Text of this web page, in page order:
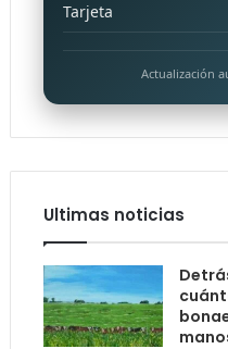
Tarjeta
Actualización
Ultimas noticias